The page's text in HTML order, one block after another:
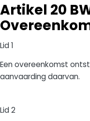
Artikel 20
Lid 1
Een overeenkomst
aanvaarding daarvan.
Lid 2